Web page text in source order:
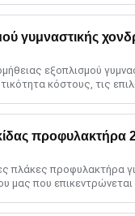
γυμναστικής
εξοπλισμού
κόστους, τις
πλάκες προφυλακτήρα
μας που επικεντρώνεται